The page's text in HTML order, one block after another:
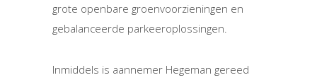
grote openbare groenvoorzieningen en
gebalanceerde parkeeroplossingen.
Inmiddels is aannemer Hegeman gereed